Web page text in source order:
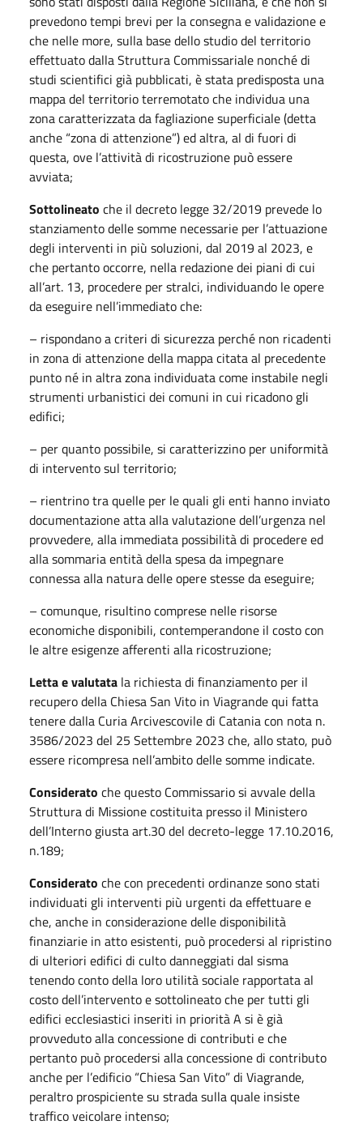
prevedono tempi brevi per la consegna e validazione e
che nelle more, sulla base dello studio del territorio
effettuato dalla Struttura Commissariale nonché di
studi scientifici già pubblicati, è stata predisposta una
mappa del territorio terremotato che individua una
zona caratterizzata da fagliazione superficiale (detta
anche “zona di attenzione”) ed altra, al di fuori di
questa, ove l’attività di ricostruzione può essere
avviata;
Sottolineato che il decreto legge 32/2019 prevede lo
stanziamento delle somme necessarie per l’attuazione
degli interventi in più soluzioni, dal 2019 al 2023, e
che pertanto occorre, nella redazione dei piani di cui
all’art. 13, procedere per stralci, individuando le opere
da eseguire nell’immediato che:
– rispondano a criteri di sicurezza perché non ricadenti
in zona di attenzione della mappa citata al precedente
punto né in altra zona individuata come instabile negli
strumenti urbanistici dei comuni in cui ricadono gli
edifici;
– per quanto possibile, si caratterizzino per uniformità
di intervento sul territorio;
– rientrino tra quelle per le quali gli enti hanno inviato
documentazione atta alla valutazione dell’urgenza nel
provvedere, alla immediata possibilità di procedere ed
alla sommaria entità della spesa da impegnare
connessa alla natura delle opere stesse da eseguire;
– comunque, risultino comprese nelle risorse
economiche disponibili, contemperandone il costo con
le altre esigenze afferenti alla ricostruzione;
Letta e valutata la richiesta di finanziamento per il
recupero della Chiesa San Vito in Viagrande qui fatta
tenere dalla Curia Arcivescovile di Catania con nota n.
3586/2023 del 25 Settembre 2023 che, allo stato, può
essere ricompresa nell’ambito delle somme indicate.
Considerato che questo Commissario si avvale della
Struttura di Missione costituita presso il Ministero
dell’Interno giusta art.30 del decreto-legge 17.10.2016,
n.189;
Considerato che con precedenti ordinanze sono stati
individuati gli interventi più urgenti da effettuare e
che, anche in considerazione delle disponibilità
finanziarie in atto esistenti, può procedersi al ripristino
di ulteriori edifici di culto danneggiati dal sisma
tenendo conto della loro utilità sociale rapportata al
costo dell’intervento e sottolineato che per tutti gli
edifici ecclesiastici inseriti in priorità A si è già
provveduto alla concessione di contributi e che
pertanto può procedersi alla concessione di contributo
anche per l’edificio “Chiesa San Vito” di Viagrande,
peraltro prospiciente su strada sulla quale insiste
traffico veicolare intenso;